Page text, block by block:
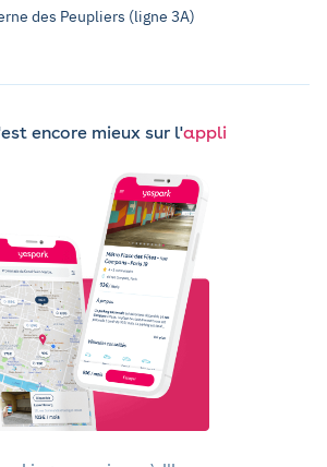
des Peupliers (ligne 3A)
encore mieux sur l'appli